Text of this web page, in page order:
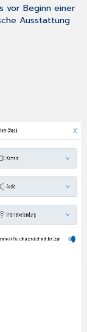
vor Beginn einer
Ausstattung